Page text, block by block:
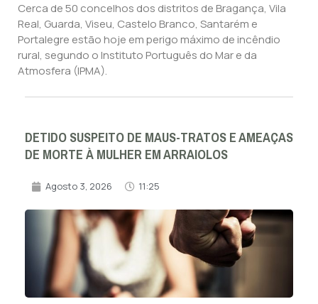
Cerca de 50 concelhos dos distritos de Bragança, Vila
Real, Guarda, Viseu, Castelo Branco, Santarém e
Portalegre estão hoje em perigo máximo de incêndio
rural, segundo o Instituto Português do Mar e da
Atmosfera (IPMA).
DETIDO SUSPEITO DE MAUS-TRATOS E AMEAÇAS
DE MORTE À MULHER EM ARRAIOLOS
Agosto 3, 2026 11:25